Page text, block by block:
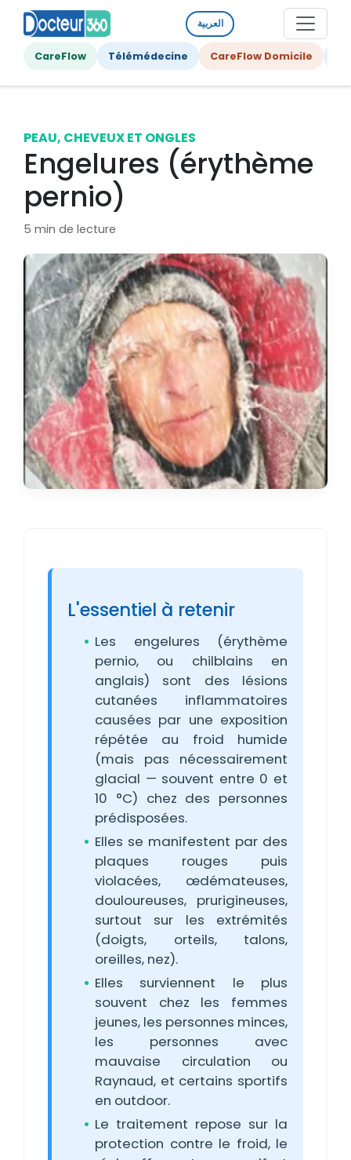
العربية
CareFlow Télémédecine CareFlow Domicile
PEAU, CHEVEUX ET ONGLES
Engelures (érythème
pernio)
5 min de lecture
L'essentiel à retenir
Les engelures (érythème
pernio, ou chilblains en
anglais) sont des lésions
cutanées inflammatoires
causées par une exposition
répétée au froid humide
(mais pas nécessairement
glacial — souvent entre 0 et
10 °C) chez des personnes
prédisposées.
Elles se manifestent par des
plaques rouges puis
violacées, œdémateuses,
douloureuses, prurigineuses,
surtout sur les extrémités
(doigts, orteils, talons,
oreilles, nez).
Elles surviennent le plus
souvent chez les femmes
jeunes, les personnes minces,
les personnes avec
mauvaise circulation ou
Raynaud, et certains sportifs
en outdoor.
Le traitement repose sur la
protection contre le froid, le